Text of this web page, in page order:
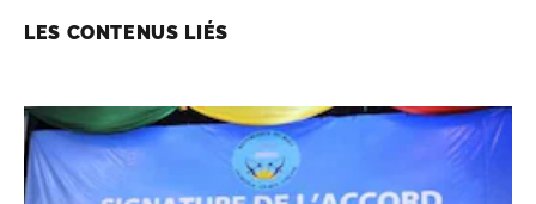
LES CONTENUS LIÉS